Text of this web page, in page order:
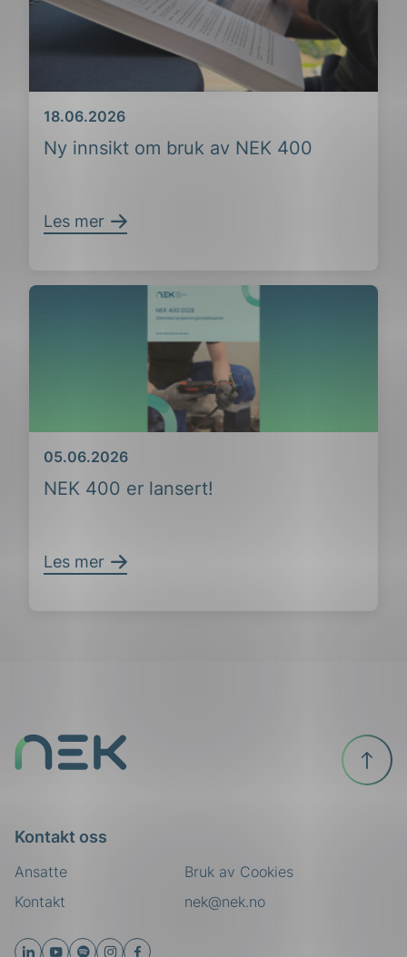
Ny innsikt om bruk av NEK 400
Dato
18.06.2026
Les mer
NEK 400 er lansert!
Dato
05.06.2026
Les mer
Kontakt oss
Ansatte
nek@nek.no
Kontakt
Bruk av Cookies
Til
toppen